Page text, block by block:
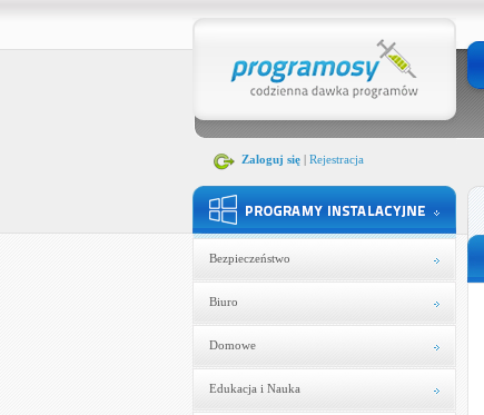
Zaloguj się| Rejestracja
Bezpieczeństwo
Biuro
Domowe
Edukacja i Nauka